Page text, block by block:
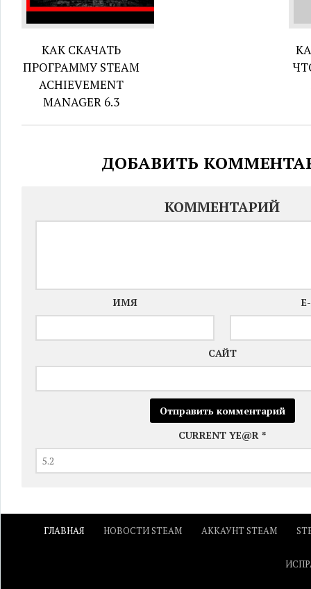
КАК СКАЧАТЬ
ПРОГРАММУ STEAM
ACHIEVEMENT
MANAGER 6.3
ДОБАВИТЬ
КОММЕНТАРИЙ
ИМЯ
САЙТ
CURRENT YE@R *
ГЛАВНАЯ НОВОСТИ STEAM АККАУНТ STEAM